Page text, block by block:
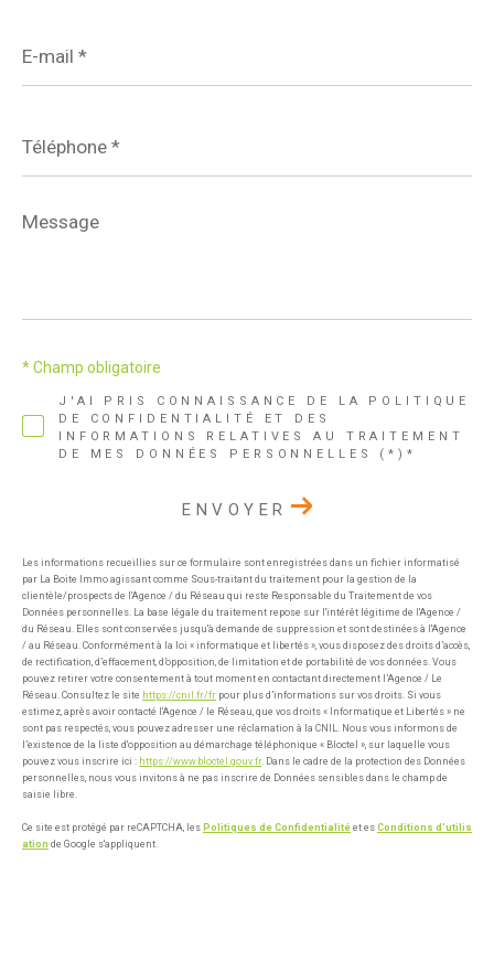
mail
*
*
Message
*
J'AI PRIS CONNAISSANCE DE LA POLITIQUE
DE CONFIDENTIALITÉ ET DES
INFORMATIONS RELATIVES AU TRAITEMENT
DE MES DONNÉES PERSONNELLES (*)*
* Champ obligatoire
ENVOYER
Les informations recueillies sur ce formulaire sont enregistrées dans un fichier informatisé
par La Boite Immo agissant comme Sous-traitant du traitement pour la gestion de la
clientèle/prospects de l'Agence / du Réseau qui reste Responsable du Traitement de vos
Données personnelles. La base légale du traitement repose sur l'intérêt légitime de l'Agence /
du Réseau. Elles sont conservées jusqu'à demande de suppression et sont destinées à l'Agence
/ au Réseau. Conformément à la loi « informatique et libertés », vous disposez des droits d’accès,
de rectification, d’effacement, d’opposition, de limitation et de portabilité de vos données. Vous
pouvez retirer votre consentement à tout moment en contactant directement l’Agence / Le
Réseau. Consultez le site https://cnil.fr/fr pour plus d’informations sur vos droits. Si vous
estimez, après avoir contacté l'Agence / le Réseau, que vos droits « Informatique et Libertés » ne
sont pas respectés, vous pouvez adresser une réclamation à la CNIL. Nous vous informons de
l’existence de la liste d'opposition au démarchage téléphonique « Bloctel », sur laquelle vous
pouvez vous inscrire ici : https://www.bloctel.gouv.fr. Dans le cadre de la protection des Données
personnelles, nous vous invitons à ne pas inscrire de Données sensibles dans le champ de
saisie libre.
Ce site est protégé par reCAPTCHA, les Politiques de Confidentialité et es Conditions d'utilis
ation de Google s'appliquent.